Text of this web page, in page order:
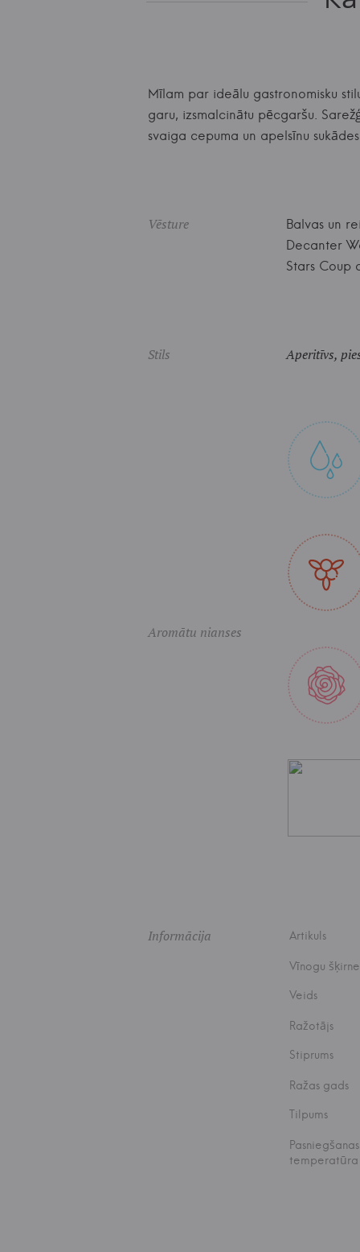
Mīlam par ideālu gastronomisku
garu, izsmalcinātu pēcgaršu.
svaiga cepuma un apelsīnu
Vēsture
Balvas un
Decanter
Stars Coup
Stils Aperitīvs,
Aromātu nianses
Informācija Artikuls
Vīnogu šķirne
Veids
Ražotājs
Stiprums
Ražas gads
Tilpums
Pasniegšanas
temperatūra